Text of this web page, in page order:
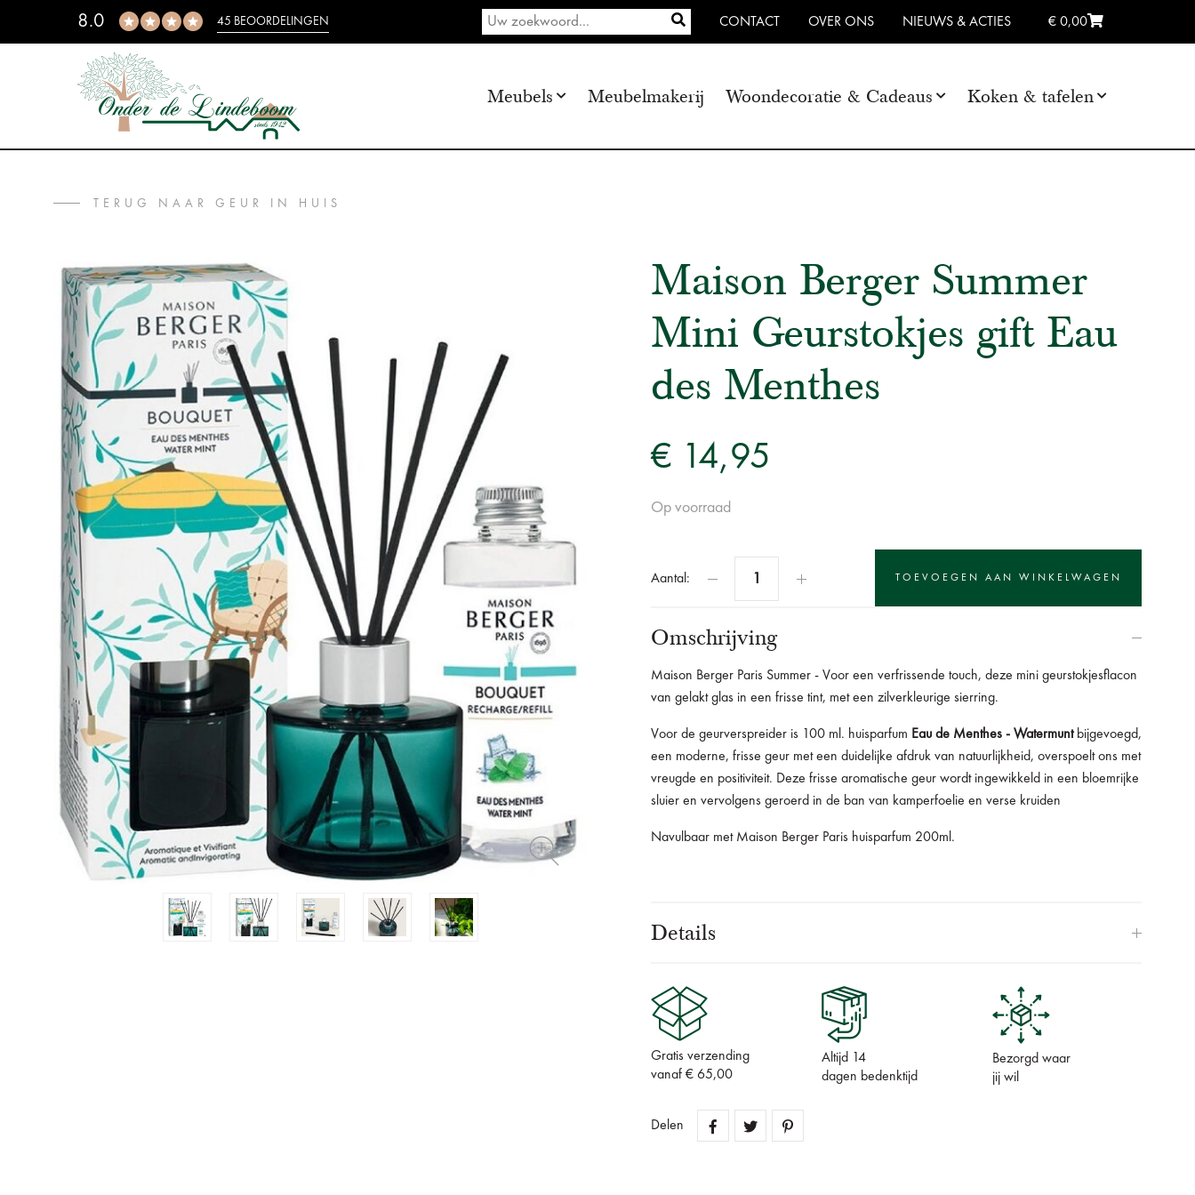
8.0 45 BEOORDELINGEN CONTACT OVER ONS NIEUWS & ACTIES € 0,00
Meubels Meubelmakerij Woondecoratie & Cadeaus Koken & tafelen
TERUG NAAR GEUR IN HUIS
Maison Berger Summer
Mini Geurstokjes gift Eau
des Menthes
€ 14,95
Op voorraad
Aantal:
Omschrijving
Maison Berger Paris Summer - Voor een verfrissende touch, deze mini geurstokjesflacon
van gelakt glas in een frisse tint, met een zilverkleurige sierring.
Voor de geurverspreider is 100 ml. huisparfum Eau de Menthes - Watermunt bijgevoegd,
een moderne, frisse geur met een duidelijke afdruk van natuurlijkheid, overspoelt ons met
vreugde en positiviteit. Deze frisse aromatische geur wordt ingewikkeld in een bloemrijke
sluier en vervolgens geroerd in de ban van kamperfoelie en verse kruiden
Navulbaar met Maison Berger Paris huisparfum 200ml.
Details
Gratis verzending
vanaf € 65,00
Altijd 14
dagen bedenktijd
Bezorgd waar
jij wil
Delen